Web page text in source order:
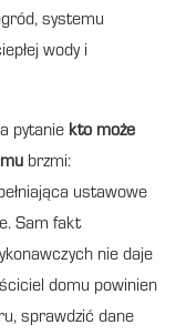
systemu
wody i
pytanie kto może
brzmi:
ustawowe
Sam fakt
nie daje
domu powinien
sprawdzić dane